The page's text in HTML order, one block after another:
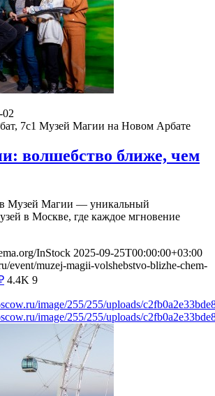
02
7с1 Музей Магии на Новом Арбате
волшебство ближе, чем
в Музей Магии — уникальный
в Москве, где каждое мгновение
InStock 2025-09-25T00:00:00+03:00
event/muzej-magii-volshebstvo-blizhe-chem-
4.4K 9
image/255/255/uploads/
image/255/255/uploads/